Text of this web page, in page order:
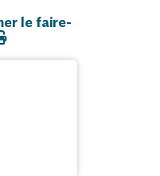
le faire-